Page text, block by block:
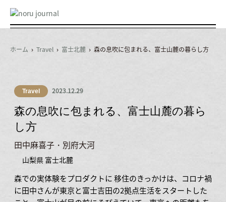
メ
ュ
ー
ホーム › Travel › 富士北麓 › 森の息吹に包まれる、富士山麓の暮らし方
Travel 2023.12.29
森の息吹に包まれる、富士山麓の暮ら
し方
田中麻喜子・別府大河
山梨県 富士北麓
森での実体験をプロダクトに 移住のきっかけは、コロナ禍
に田中さんが東京と富士吉田の2拠点生活をスタートした